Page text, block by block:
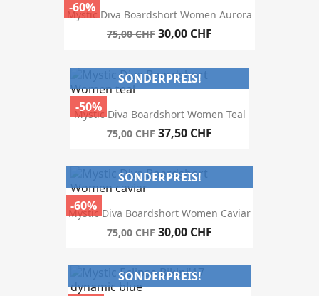
Mystic Diva Boardshort Women Aurora
75,00 CHF 30,00 CHF
-60%
Mystic Diva Boardshort Women Teal
75,00 CHF 37,50 CHF
SONDERPREIS!
-50%
Mystic Diva Boardshort Women Caviar
75,00 CHF 30,00 CHF
SONDERPREIS!
-60%
SONDERPREIS!